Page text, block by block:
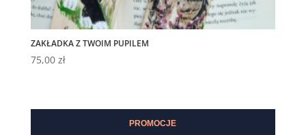
ZAKŁADKA Z TWOIM PUPILEM
75,00 zł
PROMOCJE